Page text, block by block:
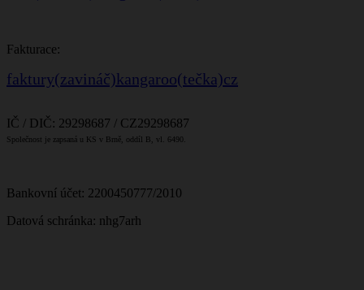
Fakturace:
faktury(zavináč)kangaroo(tečka)cz
IČ / DIČ: 29298687 / CZ29298687
Společnost je zapsaná u KS v Brně, oddíl B, vl. 6490.
Bankovní účet: 2200450777/2010
Datová schránka: nhg7arh